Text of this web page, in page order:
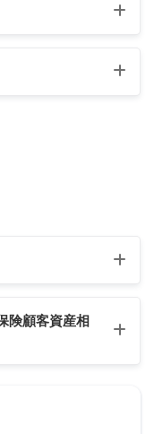
Q4
険顧客資産相
資産相談業務